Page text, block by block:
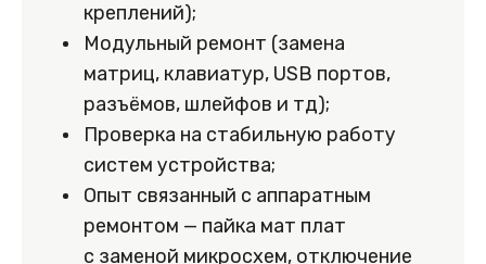
креплений);
Модульный ремонт (замена
матриц, клавиатур, USB портов,
разъёмов, шлейфов и тд);
Проверка на стабильную работу
систем устройства;
Опыт связанный с аппаратным
ремонтом — пайка мат плат
с заменой микросхем, отключение